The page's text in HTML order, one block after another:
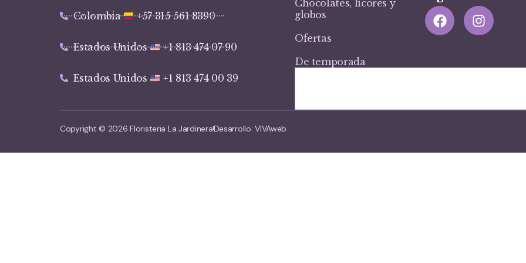
Colombia +57 315 561 8390
Estados Unidos +1 813 474 07 90
Estados Unidos +1 813 474 00 39
Chocolates, licores y
globos
Ofertas
De temporada
Copyright © 2026 Floristeria La JardineraDesarrollo: VIVAweb